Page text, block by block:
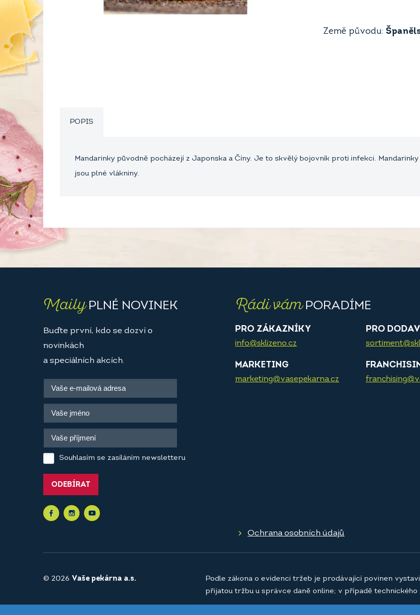
Země původu:
POPIS
Mandarinky původně pocházejí z Japonska a Číny. Je to skvělý bojovník proti infekci.
jsou plné vlákniny.
MailyPLNÉ NOVINEK
Buďte první, kdo se dozví o
novinkách
a speciálních akcích.
Souhlasím se zasíláním newsletteru
ODEBÍRAT
Rádi vámPORADÍME
PRO ZÁKAZNÍKY
info@sklizeno.cz
PRO
MARKETING
marketing@vasepekarna.cz
Ochrana osobních údajů
© 2026 Vaše pekárna a.s.
Podle zákona o evidenci tržeb je prodávající povinen
přijatou tržbu u správce daně online; v případě technického